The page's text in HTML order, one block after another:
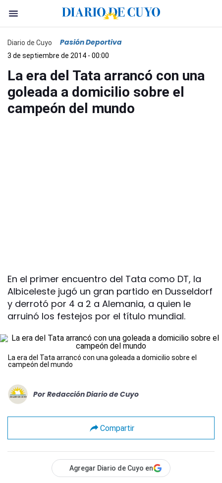
Diario de Cuyo Pasión Deportiva
3 de septiembre de 2014 - 00:00
La era del Tata arrancó con una
goleada a domicilio sobre el
campeón del mundo
En el primer encuentro del Tata como DT, la
Albiceleste jugó un gran partido en Dusseldorf
y derrotó por 4 a 2 a Alemania, a quien le
arruinó los festejos por el título mundial.
La era del Tata arrancó con una goleada a domicilio sobre el
campeón del mundo
Por Redacción Diario de Cuyo
Compartir
Agregar Diario de Cuyo en